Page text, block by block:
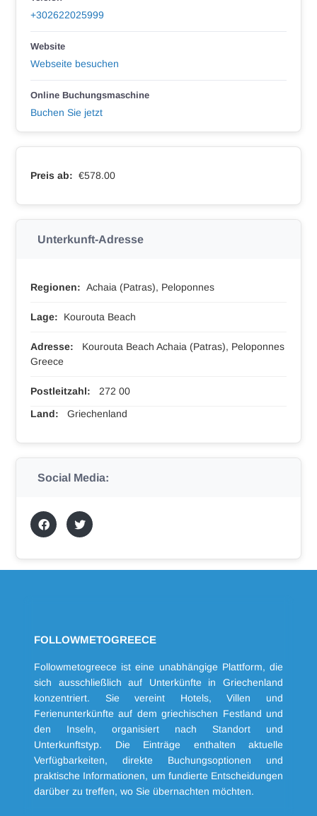
+302622025999
Website
Webseite besuchen
Online Buchungsmaschine
Buchen Sie jetzt
Preis ab: €578.00
Unterkunft-Adresse
Regionen: Achaia (Patras), Peloponnes
Lage: Kourouta Beach
Adresse:
Kourouta Beach Achaia (Patras), Peloponnes
Greece
Postleitzahl:
272 00
Land:
Griechenland
Social Media:
FOLLOWMETOGREECE
Followmetogreece ist eine unabhängige Plattform, die
sich ausschließlich auf Unterkünfte in Griechenland
konzentriert. Sie vereint Hotels, Villen und
Ferienunterkünfte auf dem griechischen Festland und
den Inseln, organisiert nach Standort und
Unterkunftstyp. Die Einträge enthalten aktuelle
Verfügbarkeiten, direkte Buchungsoptionen und
praktische Informationen, um fundierte Entscheidungen
darüber zu treffen, wo Sie übernachten möchten.